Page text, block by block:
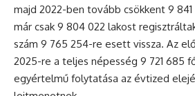
majd 2022-ben tovább csökkent 9
már csak 9 804 022 lakost
szám 9 765 254-re esett vissza. Az
2025-re a teljes népesség 9 721 685
egyértelmű folytatása az évtized